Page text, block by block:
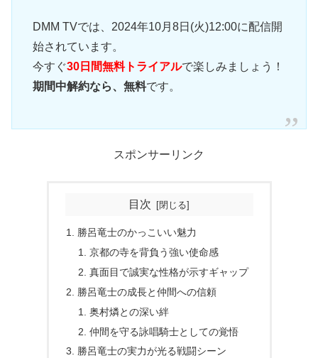
DMM TVでは、2024年10月8日(火)12:00に配信開
始されています。
今すぐ30日間無料トライアルで楽しみましょう！
期間中解約なら、無料です。
スポンサーリンク
目次
勝呂竜士のかっこいい魅力
京都の寺を背負う強い使命感
真面目で誠実な性格が示すギャップ
勝呂竜士の成長と仲間への信頼
奥村燐との深い絆
仲間を守る詠唱騎士としての覚悟
勝呂竜士の実力が光る戦闘シーン